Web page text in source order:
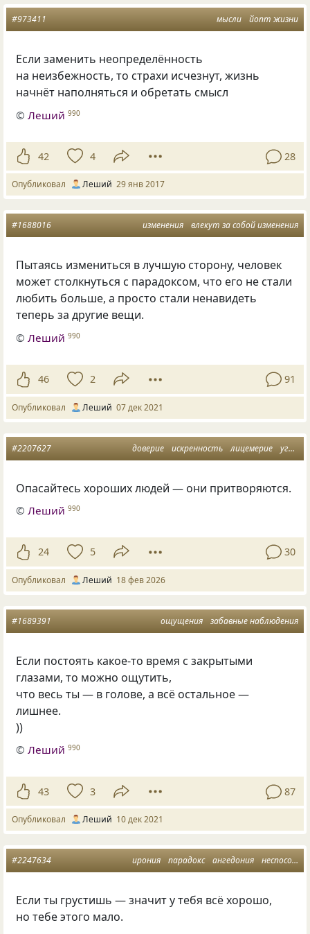
мысли йопт жизни
#973411
Если заменить неопределённость
на неизбежность, то страхи исчезнут, жизнь
начнёт наполняться и обретать смысл
©Леший 990
42 4 28
Опубликовал Леший 29 янв 2017
изменения влекут за собой изменения
#1688016
Пытаясь измениться в лучшую сторону, человек
может столкнуться с парадоксом, что его не стали
любить больше, а просто стали ненавидеть
теперь за другие вещи.
©Леший 990
46 2 91
Опубликовал Леший 07 дек 2021
доверие искренность лицемерие угроза
#2207627
Опасайтесь хороших людей — они притворяются.
©Леший 990
24 5 30
Опубликовал Леший 18 фев 2026
ощущения забавные наблюдения
#1689391
Если постоять какое-то время с закрытыми
глазами, то можно ощутить,
что весь ты — в голове, а всё остальное —
лишнее.
))
©Леший 990
43 3 87
Опубликовал Леший 10 дек 2021
ирония парадокс ангедония неспособность просто быть
#2247634
Если ты грустишь — значит у тебя всё хорошо,
но тебе этого мало.